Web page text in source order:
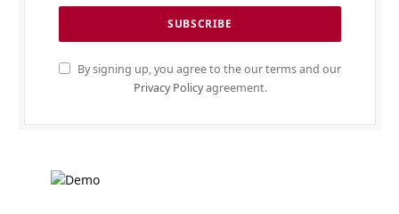
By signing up, you agree to the our terms and our
Privacy Policyagreement.